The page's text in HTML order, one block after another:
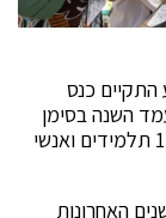
כנס
השנה בסימן
מנהיגות ויזמות חינוכית. בכנס השתתפו כ-1500 תלמידים ואנשי
האחרונות